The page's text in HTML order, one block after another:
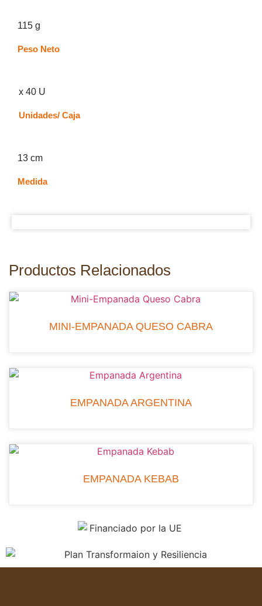
115 g
Peso Neto
x 40 U
Unidades/ Caja
13 cm
Medida
Productos Relacionados
MINI-EMPANADA QUESO CABRA
EMPANADA ARGENTINA
EMPANADA KEBAB